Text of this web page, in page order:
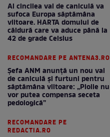
Al cincilea val de caniculă va
sufoca Europa săptămâna
viitoare. HARTA domului de
căldură care va aduce până la
42 de grade Celsius
RECOMANDARE PE ANTENA3.RO
Șefa ANM anunță un nou val
de caniculă și furtuni pentru
săptămâna viitoare: „Ploile nu
vor putea compensa seceta
pedologică”
RECOMANDARE PE
REDACTIA.RO